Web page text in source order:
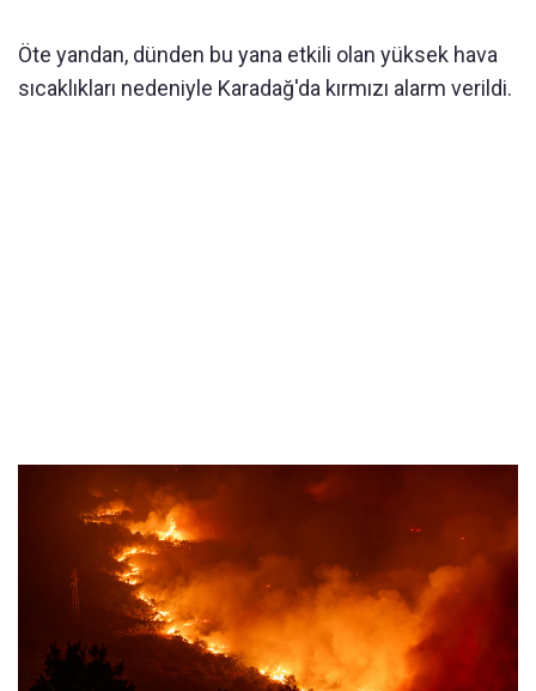
Öte yandan, dünden bu yana etkili olan yüksek hava
sıcaklıkları nedeniyle Karadağ'da kırmızı alarm verildi.